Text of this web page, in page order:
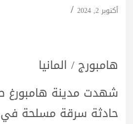
أكتوبر 2, 2024
هامبورج / المانيا
شهدت مدينة هامبورغ
حادثة سرقة مسلحة